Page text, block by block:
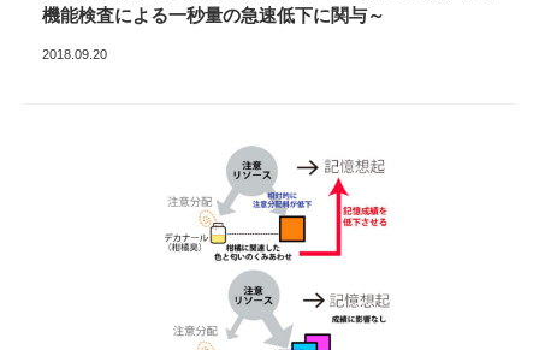
機能検査による一秒量の急速低下に関与～
2018.09.20